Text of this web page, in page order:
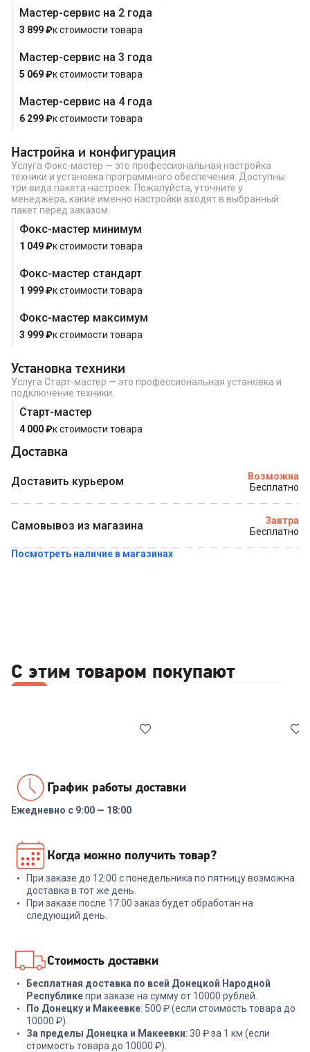
Купить в 1 клик
Мастер-сервис на 2 года
3 899₽к стоимости товара
Мастер-сервис на 3 года
5 069₽к стоимости товара
Мастер-сервис на 4 года
6 299₽к стоимости товара
Настройка и конфигурация
Услуга Фокс-мастер — это профессиональная настройка
техники и установка программного обеспечения. Доступны
три вида пакета настроек. Пожалуйста, уточните у
менеджера, какие именно настройки входят в выбранный
пакет перед заказом.
Фокс-мастер минимум
1 049₽к стоимости товара
Фокс-мастер стандарт
1 999₽к стоимости товара
Фокс-мастер максимум
3 999₽к стоимости товара
Установка техники
Услуга Старт-мастер — это профессиональная установка и
подключение техники.
Старт-мастер
4 000₽к стоимости товара
Доставка
Доставить курьером
Возможна
Бесплатно
Самовывоз из магазина
Завтра
Бесплатно
Посмотреть наличие в магазинах
С этим товаром покупают
Роутер TP-LINK Archer C24
+68 бонусов
2 299₽
+74 бонуса
2 499₽
График работы доставки
Ежедневно с 9:00 — 18:00
Когда можно получить товар?
При заказе до 12:00 с понедельника по пятницу возможна
доставка в тот же день.
При заказе после 17:00 заказ будет обработан на
следующий день.
Стоимость доставки
Бесплатная доставка по всей Донецкой Народной
Республикепри заказе на сумму от 10000 рублей.
По Донецку и Макеевке: 500 ₽ (если стоимость товара до
10000 ₽).
За пределы Донецка и Макеевки: 30 ₽ за 1 км (если
стоимость товара до 10000 ₽).